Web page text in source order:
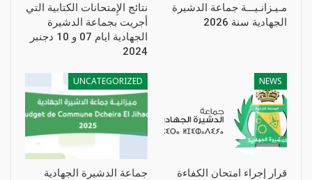
مـيـزانـيـــة جماعة الدشيرة
الجهادية سنة 2026
نتائج الإِمتحانات الكتابية التي
أجريت بجماعة الدشيرة
الجهادية ايام 07 و 10 دجنبر
2024
NEWS
قرار إجراء امتحان الكفاءة
UNCATEGORIZED
جماعة الدشيرة الجهادية